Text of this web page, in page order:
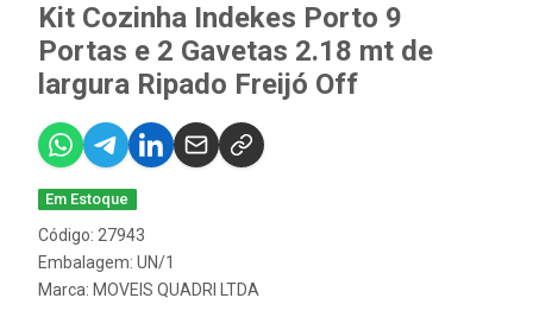
Kit Cozinha Indekes Porto 9
Portas e 2 Gavetas 2.18 mt de
largura Ripado Freijó Off
Em Estoque
Código: 27943
Embalagem: UN/1
Marca: MOVEIS QUADRI LTDA